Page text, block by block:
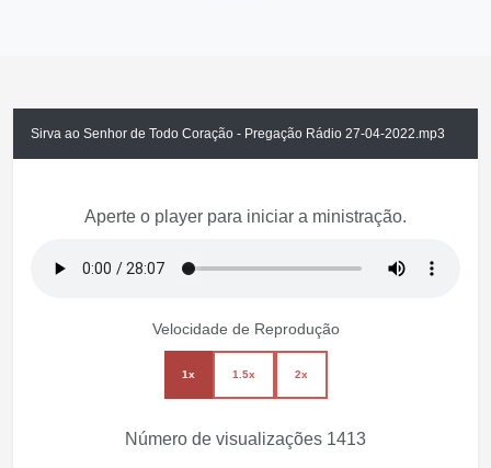
Sirva ao Senhor de Todo Coração - Pregação Rádio 27-04-2022.mp3
Aperte o player para iniciar a ministração.
Velocidade de Reprodução
1x 1.5x 2x
Número de visualizações 1413